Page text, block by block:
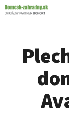
Prejsť
K